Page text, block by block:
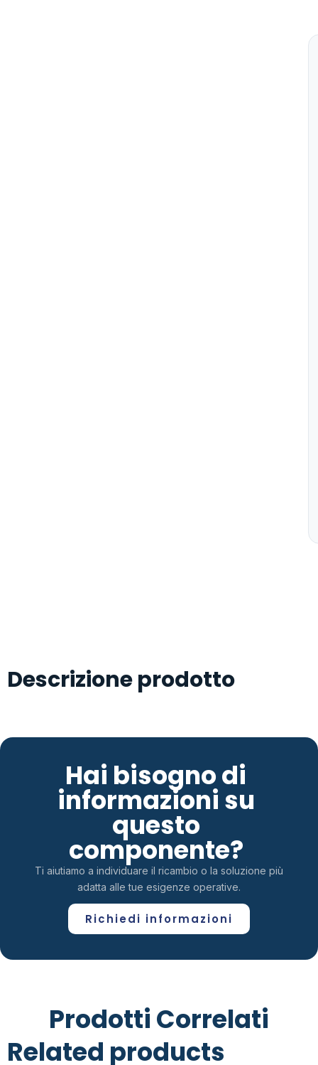
Descrizione prodotto
Hai bisogno di
informazioni su
questo
componente?
Ti aiutiamo a individuare il ricambio o la soluzione più
adatta alle tue esigenze operative.
Richiedi informazioni
Prodotti Correlati
Related products